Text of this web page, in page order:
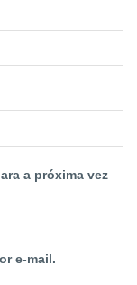
a próxima vez
e-mail.